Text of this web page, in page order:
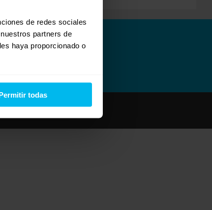
de redes sociales
partners de
haya proporcionado o
todas